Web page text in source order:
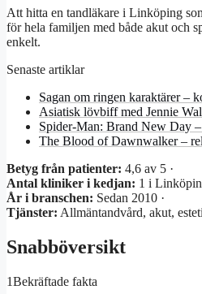
Att hitta en tandläkare i Linköping
för hela familjen med både akut och
enkelt.
Senaste artiklar
Sagan om ringen karaktärer –
Asiatisk lövbiff med Jennie
Spider-Man: Brand New Day
The Blood of Dawnwalker –
Betyg från patienter: 4,6 av 5 ·
Antal kliniker i kedjan: 1 i
År i branschen: Sedan 2010 ·
Tjänster: Allmäntandvård, akut,
Snabböversikt
1Bekräftade fakta